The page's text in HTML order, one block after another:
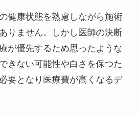
健康状態を熟慮しながら施術
りません。しかし医師の決断
が優先するため思ったような
きない可能性や白さを保つた
要となり医療費が高くなるデ